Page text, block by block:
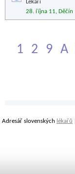
Lékaři
28. října 11, Děčín
1 2 9 A
Adresář slovenských lékařů